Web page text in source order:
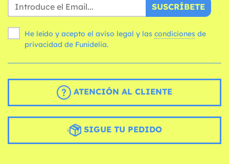
SUSCRÍBETE
He leído y acepto el aviso legal y las condiciones
privacidad de Funidelia.
ATENCIÓN AL CLIENTE
SIGUE TU PEDIDO